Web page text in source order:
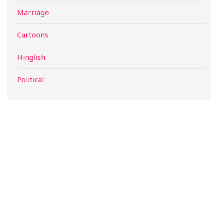
Marriage
Cartoons
Hinglish
Political